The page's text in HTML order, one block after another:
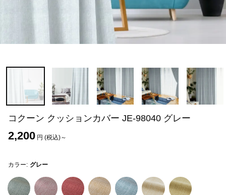
コクーン クッションカバー JE-98040 グレー
2,200 円 (税込)～
カラー: グレー